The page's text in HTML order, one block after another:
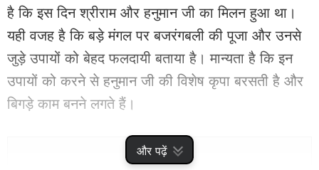
और पढ़ें
है कि इस दिन श्रीराम और हनुमान जी का मिलन हुआ था।
यही वजह है कि बड़े मंगल पर बजरंगबली की पूजा और उनसे
जुड़े उपायों को बेहद फलदायी बताया है। मान्यता है कि इन
उपायों को करने से हनुमान जी की विशेष कृपा बरसती है और
बिगड़े काम बनने लगते हैं।
Advertisement